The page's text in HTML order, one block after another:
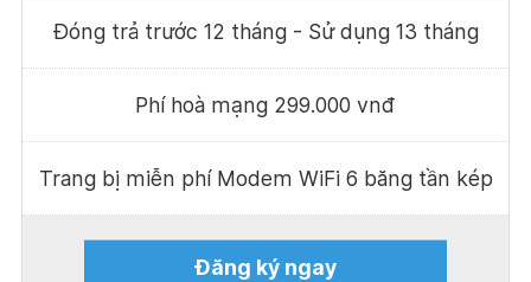
Đóng trả trước 12 tháng - Sử dụng 13 tháng
Phí hoà mạng 299.000 vnđ
Trang bị miễn phí Modem WiFi 6 băng tần kép
Đăng ký ngay